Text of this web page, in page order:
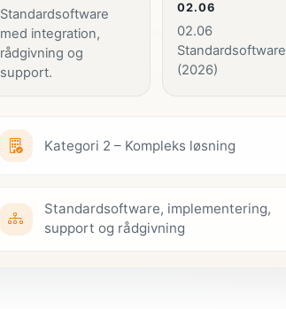
Standardsoftware
med integration,
rådgivning og
support.
02.06
02.06
Standardsoftware
(2026)
Kategori 2 – Kompleks løsning
Standardsoftware, implementering,
support og rådgivning